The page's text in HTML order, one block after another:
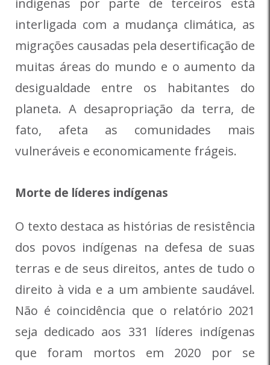
indígenas por parte de terceiros está
interligada com a mudança climática, as
migrações causadas pela desertificação de
muitas áreas do mundo e o aumento da
desigualdade entre os habitantes do
planeta. A desapropriação da terra, de
fato, afeta as comunidades mais
vulneráveis e economicamente frágeis.
Morte de líderes indígenas
O texto destaca as histórias de resistência
dos povos indígenas na defesa de suas
terras e de seus direitos, antes de tudo o
direito à vida e a um ambiente saudável.
Não é coincidência que o relatório 2021
seja dedicado aos 331 líderes indígenas
que foram mortos em 2020 por se